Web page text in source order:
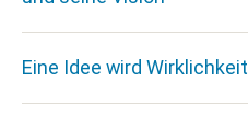
Eine Idee wird Wirklichkeit